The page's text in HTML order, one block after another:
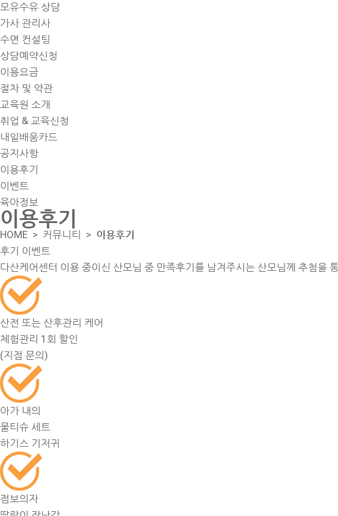
모유수유 상담
가사 관리사
수면 컨설팅
상담예약신청
이용요금
절차 및 약관
교육원 소개
취업 & 교육신청
내일배움카드
공지사항
이용후기
이벤트
육아정보
이용후기
HOME > 커뮤니티 > 이용후기
후기 이벤트
다산케어센터 이용 중이신 산모님 중 만족후기를 남겨주시는 산모님께 추첨을
산전 또는 산후관리 케어
체험관리 1회 할인
(지점 문의)
아가 내의
물티슈 세트
하기스 기저귀
점보의자